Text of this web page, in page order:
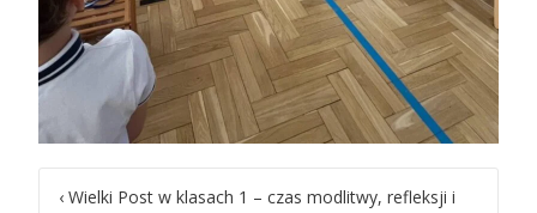
Post
‹ Wielki Post w klasach 1 – czas modlitwy, refleksji i